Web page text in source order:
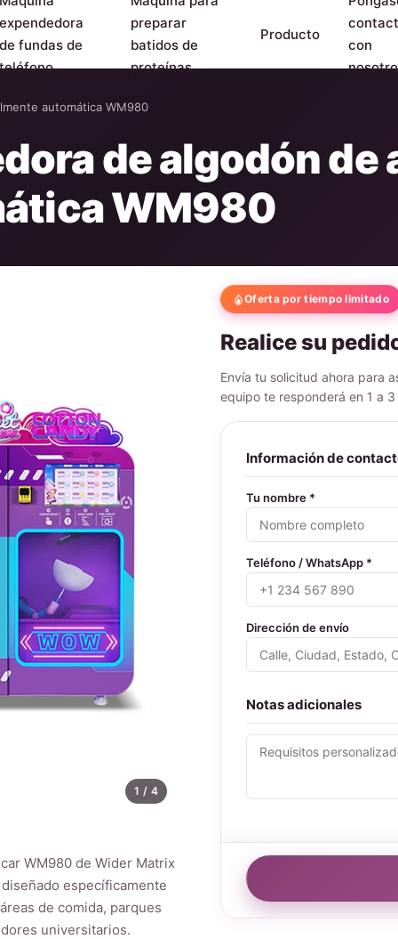
fundas de
preparar
batidos de
proteínas
Producto
con
automática WM980
de algodón de
WM980
1 / 4
WM980 de Wider Matrix
específicamente
de comida, parques
universitarios.
Oferta por tiempo limitado
Realice su
Envía tu solicitud ahora para
equipo te responderá en 1 a
Información de
Tu nombre *
Teléfono / WhatsApp *
Dirección de envío
Notas adicionales